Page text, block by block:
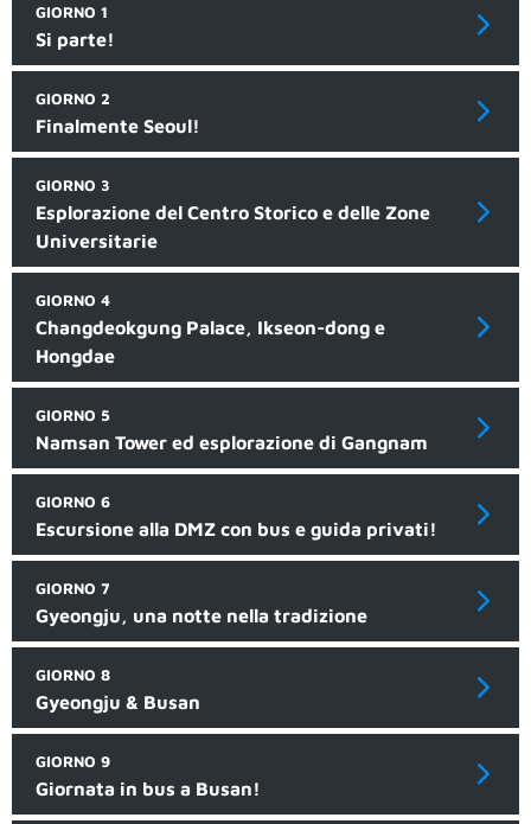
GIORNO 1
Si parte!
GIORNO 2
Finalmente Seoul!
GIORNO 3
Esplorazione del Centro Storico e delle Zone
Universitarie
GIORNO 4
Changdeokgung Palace, Ikseon-dong e
Hongdae
GIORNO 5
Namsan Tower ed esplorazione di Gangnam
GIORNO 6
Escursione alla DMZ con bus e guida privati!
GIORNO 7
Gyeongju, una notte nella tradizione
GIORNO 8
Gyeongju & Busan
GIORNO 9
Giornata in bus a Busan!